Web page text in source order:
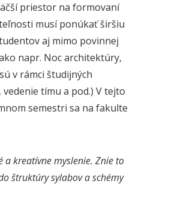
priestor na formovaní
musí ponúkať širšiu
aj mimo povinnej
napr. Noc architektúry,
v rámci študijných
tímu a pod.) V tejto
semestri sa na fakulte
kreatívne myslenie. Znie to
štruktúry sylabov a schémy